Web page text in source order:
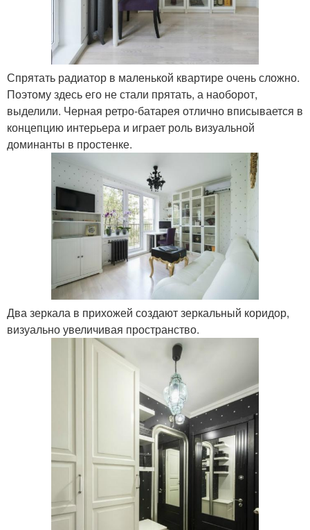
Спрятать радиатор в маленькой квартире очень сложно.
Поэтому здесь его не стали прятать, а наоборот,
выделили. Черная ретро-батарея отлично вписывается в
концепцию интерьера и играет роль визуальной
доминанты в простенке.
Два зеркала в прихожей создают зеркальный коридор,
визуально увеличивая пространство.